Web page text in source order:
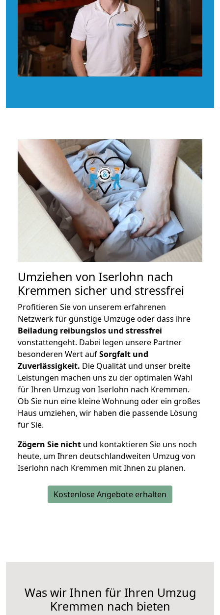
Umziehen von Iserlohn nach
Kremmen sicher und stressfrei
Profitieren Sie von unserem erfahrenen
Netzwerk für günstige Umzüge oder dass ihre
Beiladung reibungslos und stressfrei
vonstattengeht. Dabei legen unsere Partner
besonderen Wert aufSorgfalt und
Zuverlässigkeit. Die Qualität und unser breite
Leistungen machen uns zu der optimalen Wahl
für Ihren Umzug von Iserlohn nach Kremmen.
Ob Sie nun eine kleine Wohnung oder ein großes
Haus umziehen, wir haben die passende Lösung
für Sie.
Zögern Sie nicht und kontaktieren Sie uns noch
heute, um Ihren deutschlandweiten Umzug von
Iserlohn nach Kremmen mit Ihnen zu planen.
Kostenlose Angebote erhalten
Was wir Ihnen für Ihren Umzug
Kremmen nach bieten